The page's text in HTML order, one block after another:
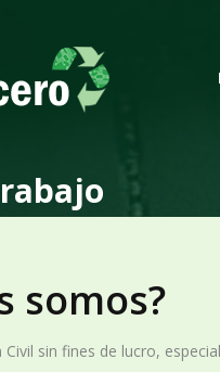
somos?
sin fines de lucro,